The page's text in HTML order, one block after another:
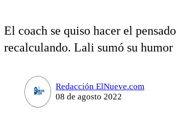
El coach se quiso hacer el
recalculando. Lali sumó su humor
Redacción ElNueve.com
08 de agosto 2022